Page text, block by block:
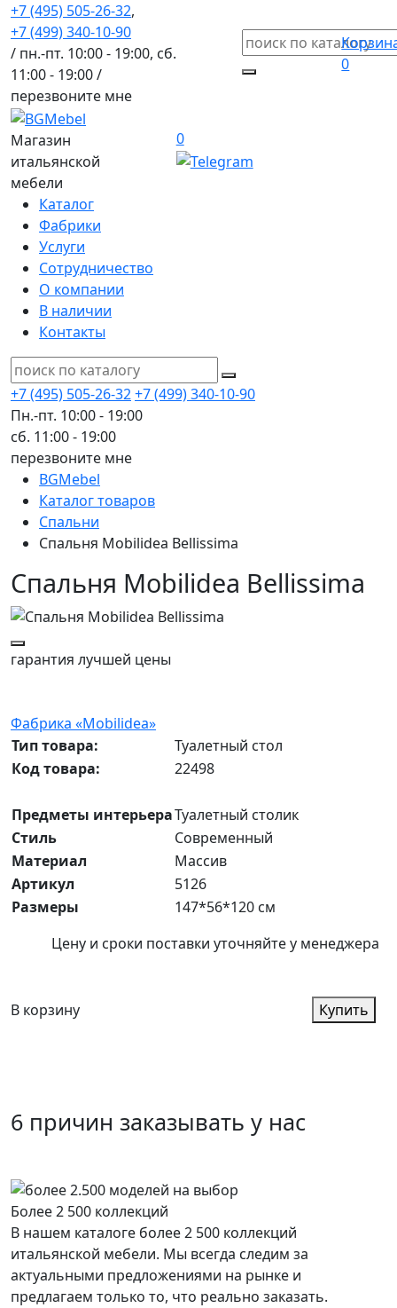
+7 (495) 505-26-32,
+7 (499) 340-10-90
/ пн.-пт. 10:00 - 19:00, сб.
11:00 - 19:00 /
перезвоните мне
0
Магазин
итальянской
мебели
0
Каталог
Фабрики
Услуги
Сотрудничество
О компании
В наличии
Контакты
+7 (495) 505-26-32+7 (499) 340-10-90
Пн.-пт. 10:00 - 19:00
сб. 11:00 - 19:00
перезвоните мне
BGMebel
Каталог товаров
Спальни
Спальня Mobilidea Bellissima
Спальня Mobilidea Bellissima
гарантия лучшей цены
Фабрика «Mobilidea»
Тип товара:
Туалетный стол
Код товара:
22498
Предметы интерьераТуалетный столик
Стиль
Современный
Материал
Массив
Артикул
5126
Размеры
147*56*120 см
Цену и сроки поставки уточняйте у менеджера
В корзину Купить
6 причин заказывать у нас
Более 2 500 коллекций
В нашем каталоге более 2 500 коллекций
итальянской мебели. Мы всегда следим за
актуальными предложениями на рынке и
предлагаем только то, что реально заказать.